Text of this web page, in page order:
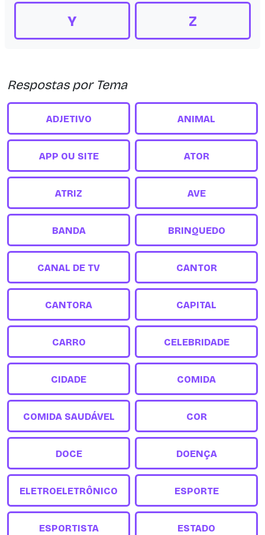
Y Z
Respostas por Tema
ADJETIVO ANIMAL
APP OU SITE ATOR
ATRIZ AVE
BANDA BRINQUEDO
CANAL DE TV CANTOR
CANTORA CAPITAL
CARRO CELEBRIDADE
CIDADE COMIDA
COMIDA SAUDÁVEL COR
DOCE DOENÇA
ELETROELETRÔNICO ESPORTE
ESPORTISTA ESTADO